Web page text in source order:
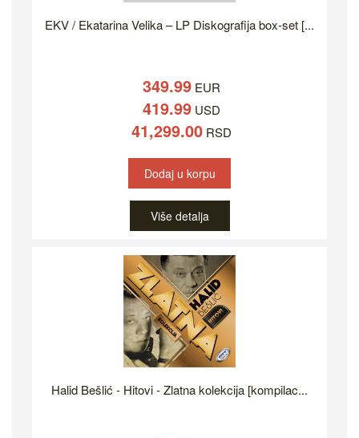
EKV / Ekatarina Velika – LP Diskografija box-set [...
349.99 EUR
419.99 USD
41,299.00 RSD
Dodaj u korpu
Više detalja
Halid Bešlić - Hitovi - Zlatna kolekcija [kompilac...